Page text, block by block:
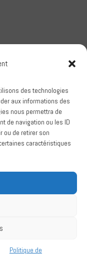
des technologies
aux informations des
nous permettra de
de navigation ou les ID
ou de retirer son
caractéristiques
Politique de
légales